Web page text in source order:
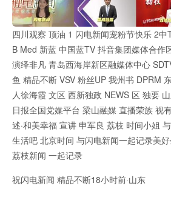
四川观察 顶油 1 闪电新闻宠粉节快乐 2
B Med 新蓝 中国蓝TV 抖音集团媒体合作
演绎非凡 青岛西海岸新区融媒体中心
鱼 精品不断 VSV 粉丝UP 我州书 DPRM
人徐海霞 文区 西新独政 NEWS 区 独要
日报全国党媒平台 梁山融媒 直播荣族 视
述·和美幸福 宣讲 申军良 荔枝 时间小姐
生活吧 北京时间 与闪电新闻一起记录美
荔枝新闻 一起记录
祝闪电新闻 精品不断18小时前·山东